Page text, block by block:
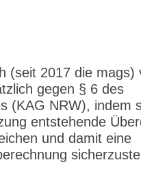
(seit 2017 die mags)
gegen § 6 des
(KAG NRW), indem
entstehende
und damit eine